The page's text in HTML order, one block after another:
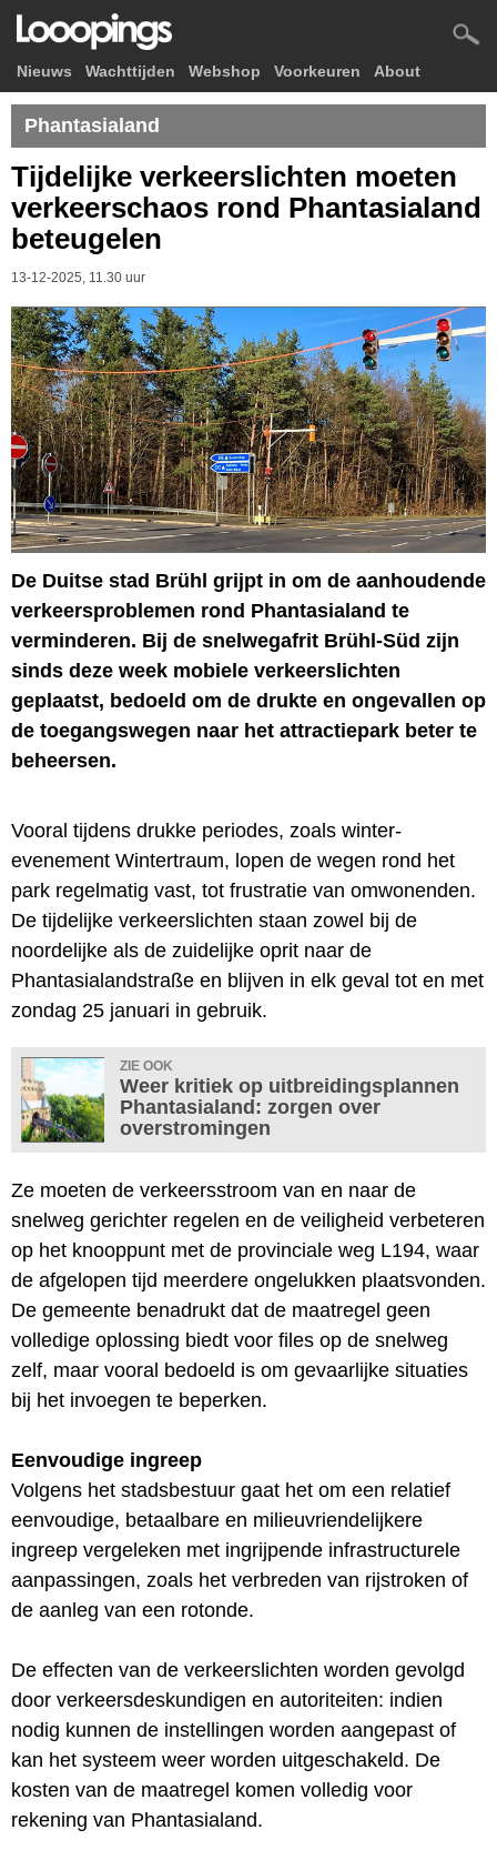
Nieuws Wachttijden Webshop Voorkeuren About
Phantasialand
Tijdelijke verkeerslichten moeten
verkeerschaos rond Phantasialand
beteugelen
13-12-2025, 11.30 uur
De Duitse stad Brühl grijpt in om de aanhoudende
verkeersproblemen rond Phantasialand te
verminderen. Bij de snelwegafrit Brühl-Süd zijn
sinds deze week mobiele verkeerslichten
geplaatst, bedoeld om de drukte en ongevallen op
de toegangswegen naar het attractiepark beter te
beheersen.
Vooral tijdens drukke periodes, zoals winter-
evenement Wintertraum, lopen de wegen rond het
park regelmatig vast, tot frustratie van omwonenden.
De tijdelijke verkeerslichten staan zowel bij de
noordelijke als de zuidelijke oprit naar de
Phantasialandstraße en blijven in elk geval tot en met
zondag 25 januari in gebruik.
ZIE OOK
Weer kritiek op uitbreidingsplannen
Phantasialand: zorgen over
overstromingen
Ze moeten de verkeersstroom van en naar de
snelweg gerichter regelen en de veiligheid verbeteren
op het knooppunt met de provinciale weg L194, waar
de afgelopen tijd meerdere ongelukken plaatsvonden.
De gemeente benadrukt dat de maatregel geen
volledige oplossing biedt voor files op de snelweg
zelf, maar vooral bedoeld is om gevaarlijke situaties
bij het invoegen te beperken.
Eenvoudige ingreep
Volgens het stadsbestuur gaat het om een relatief
eenvoudige, betaalbare en milieuvriendelijkere
ingreep vergeleken met ingrijpende infrastructurele
aanpassingen, zoals het verbreden van rijstroken of
de aanleg van een rotonde.
De effecten van de verkeerslichten worden gevolgd
door verkeersdeskundigen en autoriteiten: indien
nodig kunnen de instellingen worden aangepast of
kan het systeem weer worden uitgeschakeld. De
kosten van de maatregel komen volledig voor
rekening van Phantasialand.